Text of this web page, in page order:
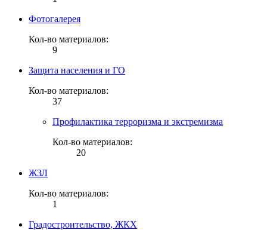
Фотогалерея
Кол-во материалов:
9
Защита населения и ГО
Кол-во материалов:
37
Профилактика терроризма и экстремизма
Кол-во материалов:
20
ЖЗЛ
Кол-во материалов:
1
Градостроительство, ЖКХ